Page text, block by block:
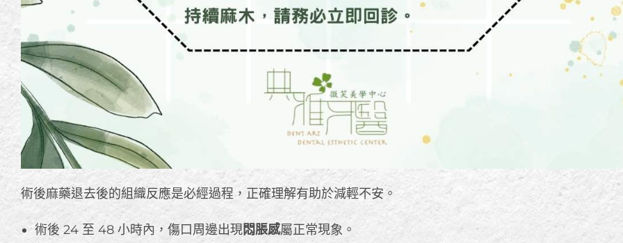
術後麻藥退去後的組織反應是必經過程，正確理解有助於減輕不安。
術後 24 至 48 小時內，傷口周邊出現悶脹感屬正常現象。